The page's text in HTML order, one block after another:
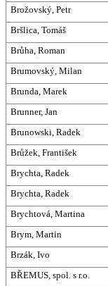
Brožovský, Petr
Bršlica, Tomáš
Brůha, Roman
Brumovský, Milan
Brunda, Marek
Brunner, Jan
Brunowski, Radek
Brůžek, František
Brychta, Radek
Brychta, Radek
Brychtová, Martina
Brym, Martin
Brzák, Ivo
BŘEMUS, spol. s r.o.